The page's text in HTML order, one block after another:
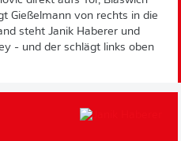
Gießelmann von rechts in die
steht Janik Haberer und
- und der schlägt links oben